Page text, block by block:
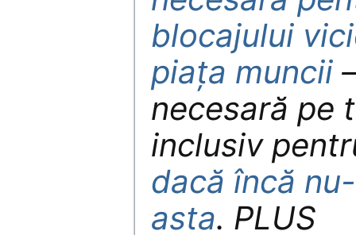
blocajului
piața muncii
necesară pe
inclusiv
dacă încă
asta. PLUS